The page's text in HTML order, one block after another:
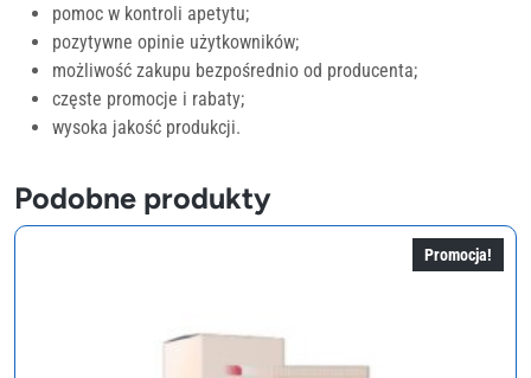
pomoc w kontroli apetytu;
pozytywne opinie użytkowników;
możliwość zakupu bezpośrednio od producenta;
częste promocje i rabaty;
wysoka jakość produkcji.
Podobne produkty
Promocja!